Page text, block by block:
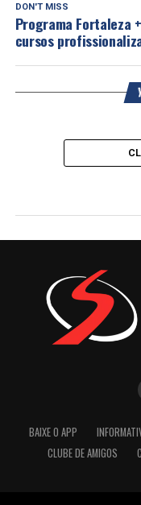
DON'T MISS
Programa Fortaleza
cursos
BAIXE O APP
CLUBE DE AMIGOS